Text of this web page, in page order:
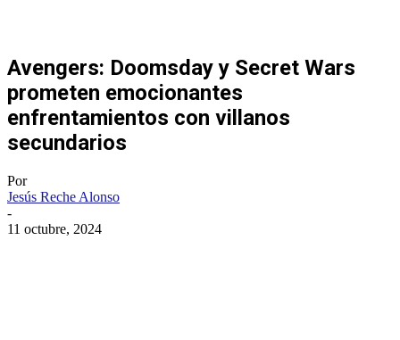
Avengers: Doomsday y Secret Wars
prometen emocionantes
enfrentamientos con villanos
secundarios
Por
Jesús Reche Alonso
-
11 octubre, 2024